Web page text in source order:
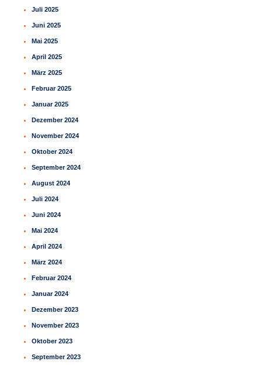
Juli 2025
Juni 2025
Mai 2025
April 2025
März 2025
Februar 2025
Januar 2025
Dezember 2024
November 2024
Oktober 2024
September 2024
August 2024
Juli 2024
Juni 2024
Mai 2024
April 2024
März 2024
Februar 2024
Januar 2024
Dezember 2023
November 2023
Oktober 2023
September 2023